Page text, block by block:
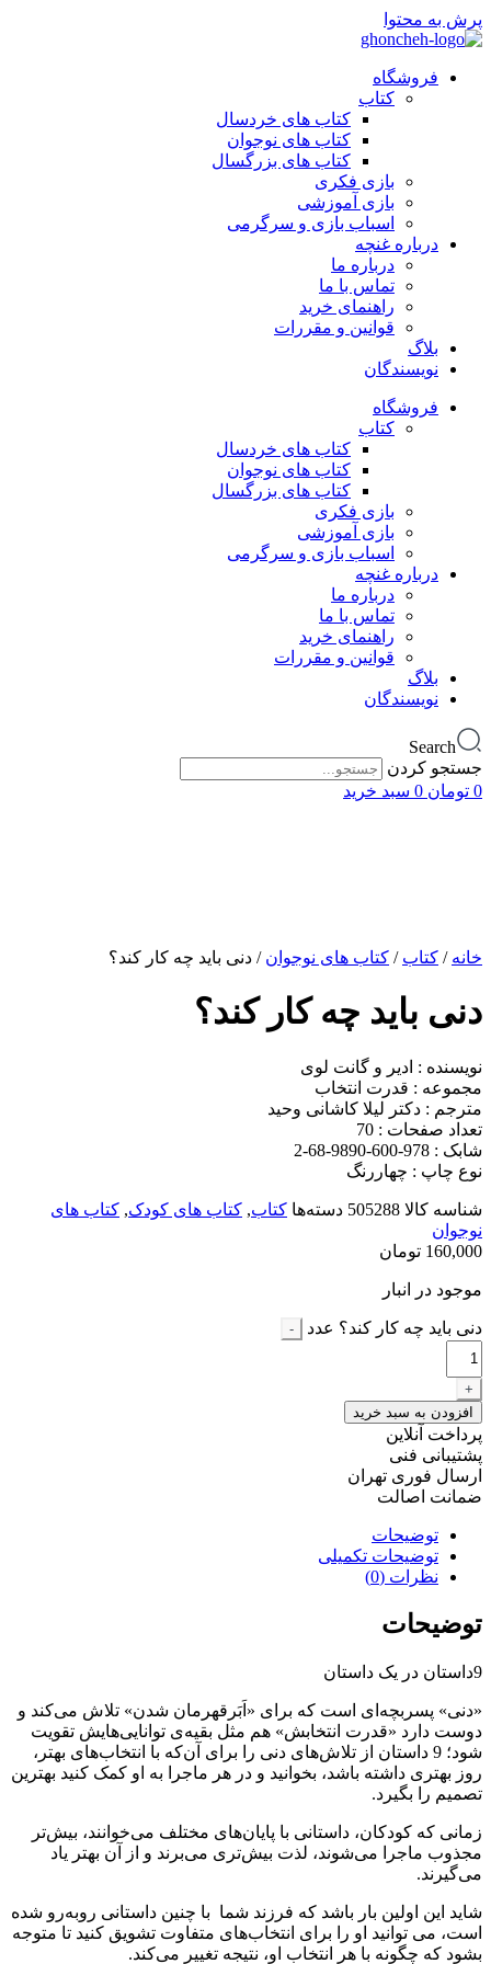
پرش به محتوا
فروشگاه
کتاب
کتاب های خردسال
کتاب های نوجوان
کتاب های بزرگسال
بازی فکری
بازی آموزشی
اسباب بازی و سرگرمی
درباره غنچه
درباره ما
تماس با ما
راهنمای خرید
قوانین و مقررات
بلاگ
نویسندگان
فروشگاه
کتاب
کتاب های خردسال
کتاب های نوجوان
کتاب های بزرگسال
بازی فکری
بازی آموزشی
اسباب بازی و سرگرمی
درباره غنچه
درباره ما
تماس با ما
راهنمای خرید
قوانین و مقررات
بلاگ
نویسندگان
Search
جستجو کردن
0 تومان 0 سبد خرید
خانه / کتاب / کتاب های نوجوان / دنی باید چه کار کند؟
دنی باید چه کار کند؟
نویسنده : ادیر و گانت لوی
مجموعه : قدرت انتخاب
مترجم : دكتر لیلا كاشانی وحید
تعداد صفحات : 70
شابک : 978-600-9890-68-2
نوع چاپ : چهاررنگ
شناسه کالا 505288 دسته‌ها کتاب, کتاب های کودک, کتاب های
نوجوان
160,000 تومان
موجود در انبار
دنی باید چه کار کند؟ عدد -
+
افزودن به سبد خرید
پرداخت آنلاین
پشتیبانی فنی
ارسال فوری تهران
ضمانت اصالت
توضیحات
توضیحات تکمیلی
نظرات (0)
توضیحات
9داستان در یک داستان
«دنی» پسربچه‌ای است که برای «اَبَرقهرمان شدن» تلاش می‌کند و
دوست دارد «قدرت انتخابش» هم مثل بقیه‌ی توانایی‌هایش تقویت
شود؛ 9 داستان از تلاش‌های دنی را برای آن‌که با انتخاب‌های بهتر،
روز بهتری داشته باشد، بخوانید و در هر ماجرا به او کمک کنید بهترین
تصمیم را بگیرد.
زمانی که کودکان، داستانی با پایان‌های مختلف می‌خوانند، بیش‌تر
مجذوب ماجرا می‌شوند، لذت بیش‌تری می‌برند و از آن بهتر یاد
می‌گیرند.
شاید این اولین بار باشد که فرزند شما با چنین داستانی روبه‌رو شده
است، می توانید او را برای انتخاب‌های متفاوت تشویق کنید تا متوجه
بشود که چگونه با هر انتخاب او، نتیجه تغییر می‌کند.